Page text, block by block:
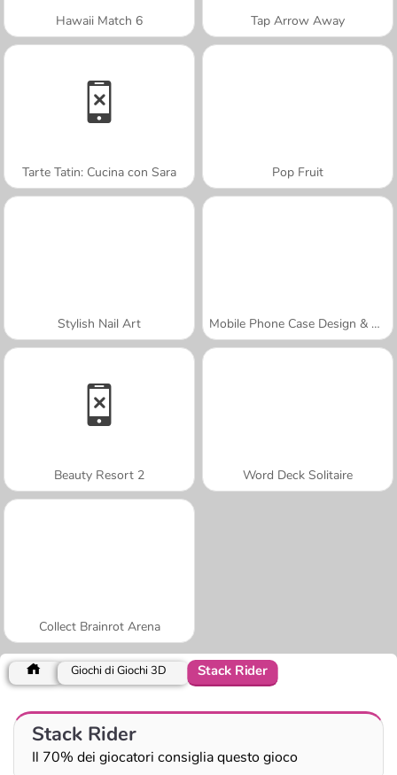
Hawaii Match 6 Tap Arrow Away
Tarte Tatin: Cucina con Sara Pop Fruit
Stylish Nail Art Mobile Phone Case Design & DIY
Beauty Resort 2 Word Deck Solitaire
Collect Brainrot Arena
Giochi di Giochi 3D Stack Rider
Stack Rider
Il 70% dei giocatori consiglia questo gioco